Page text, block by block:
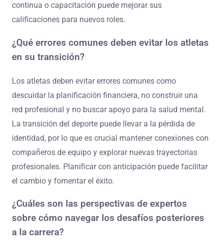
continua o capacitación puede mejorar sus
calificaciones para nuevos roles.
¿Qué errores comunes deben evitar los atletas
en su transición?
Los atletas deben evitar errores comunes como
descuidar la planificación financiera, no construir una
red profesional y no buscar apoyo para la salud mental.
La transición del deporte puede llevar a la pérdida de
identidad, por lo que es crucial mantener conexiones con
compañeros de equipo y explorar nuevas trayectorias
profesionales. Planificar con anticipación puede facilitar
el cambio y fomentar el éxito.
¿Cuáles son las perspectivas de expertos
sobre cómo navegar los desafíos posteriores
a la carrera?